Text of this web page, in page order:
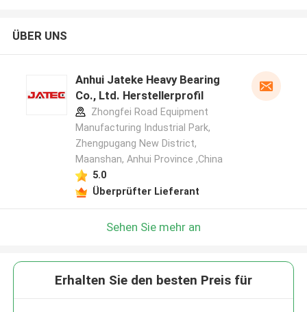
ÜBER UNS
Anhui Jateke Heavy Bearing
Co., Ltd. Herstellerprofil
Zhongfei Road Equipment
Manufacturing Industrial Park,
Zhengpugang New District,
Maanshan, Anhui Province ,China
5.0
Überprüfter Lieferant
Sehen Sie mehr an
Erhalten Sie den besten Preis für